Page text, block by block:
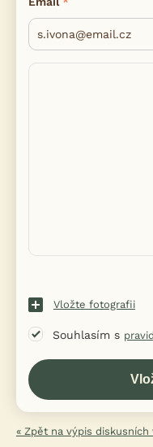
Vložte fotografii
Souhlasím s
« Zpět na výpis diskusních